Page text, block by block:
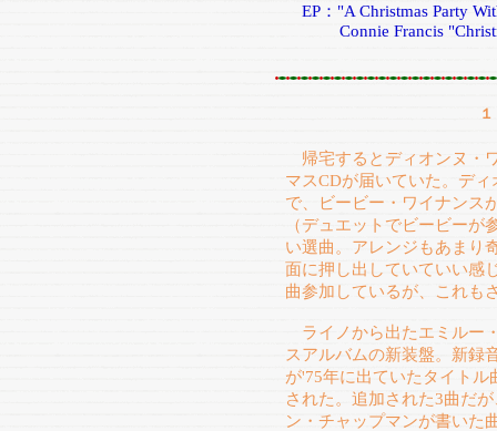
EP："A Christmas Party
Connie Francis
帰宅するとディオンヌ・
マスCDが届いていた。デ
で、ビービー・ワイナンス
（デュエットでビービー
い選曲。アレンジもあまり
面に押し出していていい感
曲参加しているが、これも
ライノから出たエミルー
スアルバムの新装盤。新録
が'75年に出ていたタイトル
された。追加された3曲だ
ン・チャップマンが書いた